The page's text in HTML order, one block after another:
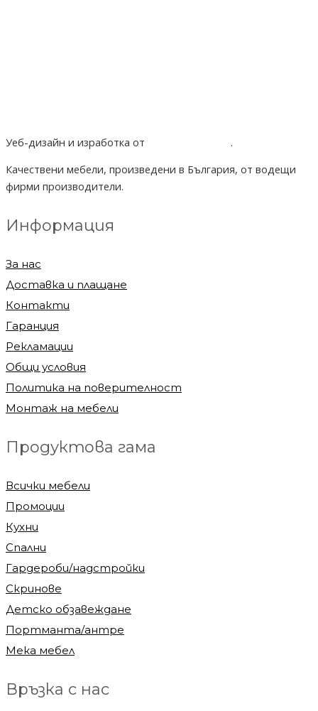
Уеб-дизайн и изработка от
.
Качествени мебели, произведени в България, от водещи
фирми производители.
Информация
За нас
Доставка и плащане
Контакти
Гаранция
Рекламации
Общи условия
Политика на поверителност
Монтаж на мебели
Продуктова гама
Всички мебели
Промоции
Кухни
Спални
Гардероби/надстройки
Скринове
Детско обзавеждане
Портманта/антре
Мека мебел
Връзка с нас